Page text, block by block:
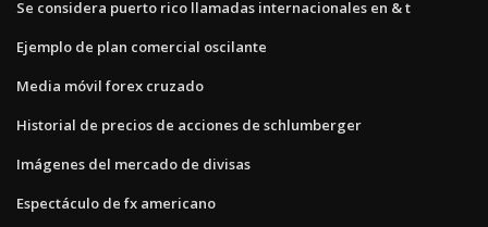
Se considera puerto rico llamadas internacionales en & t
Ejemplo de plan comercial oscilante
Media móvil forex cruzado
Historial de precios de acciones de schlumberger
Imágenes del mercado de divisas
Espectáculo de fx americano